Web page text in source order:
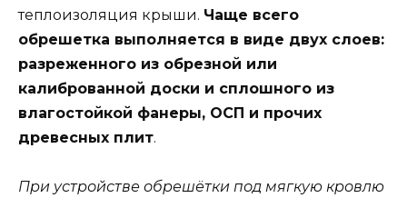
теплоизоляция крыши. Чаще всего
обрешетка выполняется в виде двух слоев:
разреженного из обрезной или
калиброванной доски и сплошного из
влагостойкой фанеры, ОСП и прочих
древесных плит.
При устройстве обрешётки под мягкую кровлю